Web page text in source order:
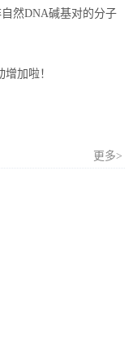
然DNA碱基对的分子
加啦！
更多>